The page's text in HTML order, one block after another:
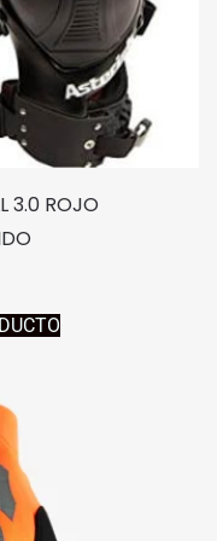
3.0 ROJO